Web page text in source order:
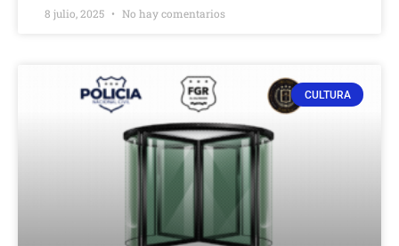
8 julio, 2025 No hay comentarios
CULTURA